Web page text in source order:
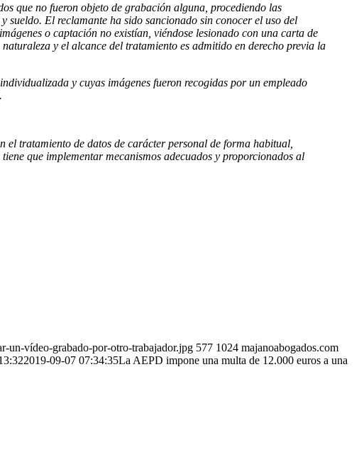
que no fueron objeto de grabación alguna, procediendo las
sueldo. El reclamante ha sido sancionado sin conocer el uso del
o captación no existían, viéndose lesionado con una carta de
y el alcance del tratamiento es admitido en derecho previa la
y cuyas imágenes fueron recogidas por un empleado
tratamiento de datos de carácter personal de forma habitual,
que implementar mecanismos adecuados y proporcionados al
un-vídeo-grabado-por-otro-trabajador.jpg 577 1024 majanoabogados.com
2019-09-07 07:34:35La AEPD impone una multa de 12.000 euros a una